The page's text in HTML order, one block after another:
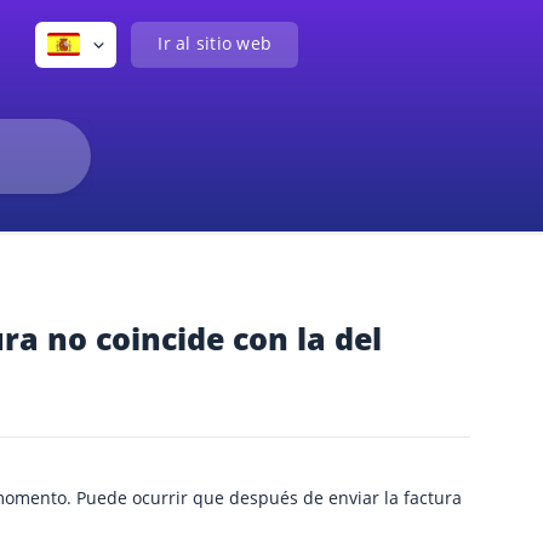
Ir al sitio web
no coincide con la del
Puede ocurrir que después de enviar la factura